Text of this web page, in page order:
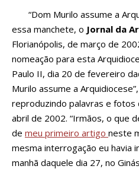
“Dom Murilo assume a
essa manchete, o Jornal da
Florianópolis, de março de
nomeação para esta
Paulo II, dia 20 de fevereiro
Murilo assume a
reproduzindo palavras e fotos
abril de 2002. “Irmãos, o que
de meu primeiro artigo neste
mesma interrogação eu havia
manhã daquele dia 27, no